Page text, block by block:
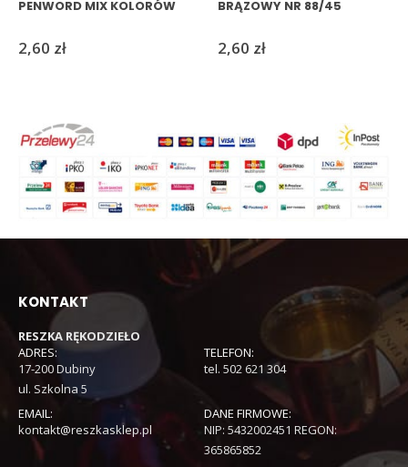
PENWORD MIX KOLORÓW
2,60 zł
BRĄZOWY NR 88/45
2,60 zł
KONTAKT
RESZKA RĘKODZIEŁO
ADRES:
17-200 Dubiny
ul. Szkolna 5
TELEFON:
tel. 502 621 304
EMAIL:
kontakt@reszkasklep.pl
DANE FIRMOWE:
NIP: 5432002451 REGON:
365865852